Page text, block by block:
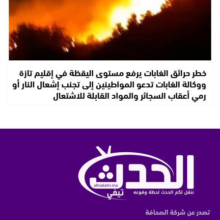
خطر حرائق الغابات يرفع مستوى اليقظة في إقليم تازة
ووكالة الغابات تدعو المواطينين إلى تجنب إشعال النار أو
رمي أعقاب السجائر والمواد القابلة للاشتعال
تصدر عن شركة الصحافة